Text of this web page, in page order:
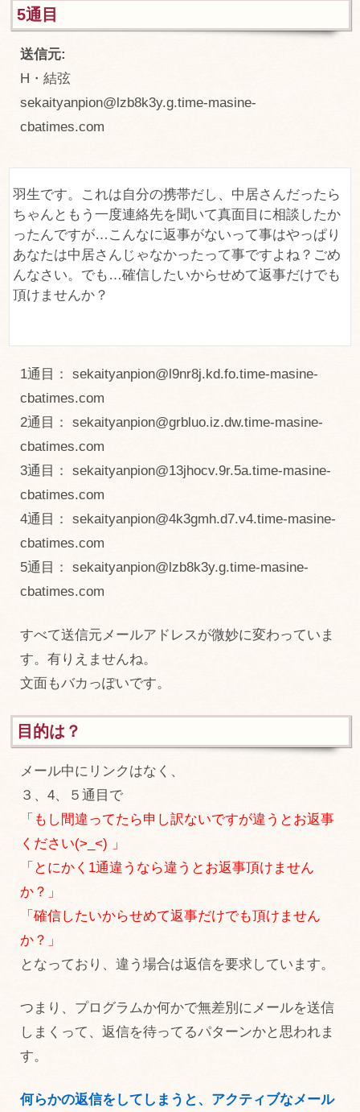
5通目
送信元:
H・結弦
sekaityanpion@lzb8k3y.g.time-masine-
cbatimes.com
羽生です。これは自分の携帯だし、中居さんだったら
ちゃんともう一度連絡先を聞いて真面目に相談したか
ったんですが…こんなに返事がないって事はやっぱり
あなたは中居さんじゃなかったって事ですよね？ごめ
んなさい。でも…確信したいからせめて返事だけでも
頂けませんか？
1通目： sekaityanpion@l9nr8j.kd.fo.time-masine-
cbatimes.com
2通目： sekaityanpion@grbluo.iz.dw.time-masine-
cbatimes.com
3通目： sekaityanpion@13jhocv.9r.5a.time-masine-
cbatimes.com
4通目： sekaityanpion@4k3gmh.d7.v4.time-masine-
cbatimes.com
5通目： sekaityanpion@lzb8k3y.g.time-masine-
cbatimes.com
すべて送信元メールアドレスが微妙に変わっていま
す。有りえませんね。
文面もバカっぽいです。
目的は？
メール中にリンクはなく、
３、4、５通目で
「もし間違ってたら申し訳ないですが違うとお返事
ください(>_<) 」
「とにかく1通違うなら違うとお返事頂けません
か？」
「確信したいからせめて返事だけでも頂けません
か？」
となっており、違う場合は返信を要求しています。
つまり、プログラムか何かで無差別にメールを送信
しまくって、返信を待ってるパターンかと思われま
す。
何らかの返信をしてしまうと、アクティブなメール